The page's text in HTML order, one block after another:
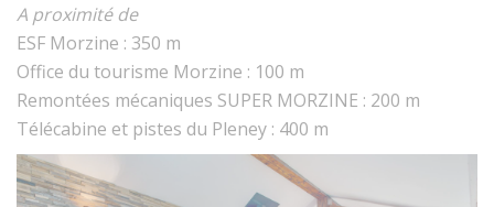
A proximité de
ESF Morzine : 350 m
Office du tourisme Morzine : 100 m
Remontées mécaniques SUPER MORZINE : 200 m
Télécabine et pistes du Pleney : 400 m